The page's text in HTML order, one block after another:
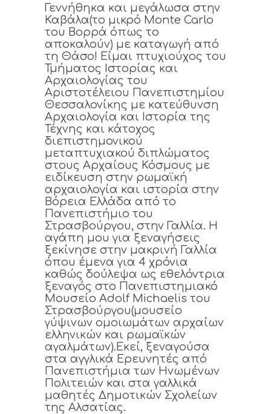
Γεννήθηκα και μεγάλωσα στην
Καβάλα(το μικρό Monte Carlo
του Βορρά όπως το
αποκαλούν) με καταγωγή από
τη Θάσο! Είμαι πτυχιούχος του
Τμήματος Ιστορίας και
Αρχαιολογίας του
Αριστοτέλειου Πανεπιστημίου
Θεσσαλονίκης με κατεύθυνση
Αρχαιολογία και Ιστορία της
Τέχνης και κάτοχος
διεπιστημονικού
μεταπτυχιακού διπλώματος
στους Αρχαίους Κόσμους με
ειδίκευση στην ρωμαϊκή
αρχαιολογία και ιστορία στην
Βόρεια Ελλάδα από το
Πανεπιστήμιο του
Στρασβούργου, στην Γαλλία. Η
αγάπη μου για ξεναγήσεις
ξεκίνησε στην μακρινή Γαλλία
όπου έμενα για 4 χρόνια
καθώς δούλεψα ως εθελόντρια
ξεναγός στο Πανεπιστημιακό
Μουσείο Adolf Michaelis του
Στρασβούργου(μουσείο
γύψινων ομοιωμάτων αρχαίων
ελληνικών και ρωμαϊκών
αγαλμάτων).Εκεί, ξεναγούσα
στα αγγλικά Ερευνητές από
Πανεπιστήμια των Ηνωμένων
Πολιτειών και στα γαλλικά
μαθητές Δημοτικών Σχολείων
της Αλσατίας.